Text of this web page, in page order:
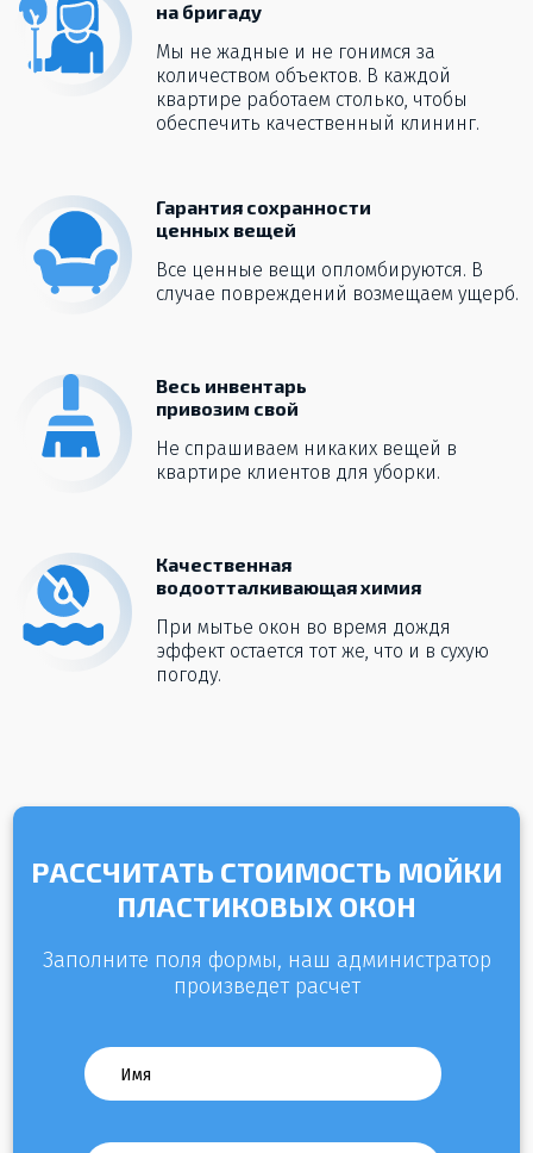
на бригаду
Мы не жадные и не гонимся за
количеством объектов. В каждой
квартире работаем столько, чтобы
обеспечить качественный клининг.
Гарантия сохранности
ценных вещей
Все ценные вещи опломбируются. В
случае повреждений возмещаем ущерб.
Весь инвентарь
привозим свой
Не спрашиваем никаких вещей в
квартире клиентов для уборки.
Качественная
водоотталкивающая химия
При мытье окон во время дождя
эффект остается тот же, что и в сухую
погоду.
РАССЧИТАТЬ СТОИМОСТЬ МОЙКИ
ПЛАСТИКОВЫХ ОКОН
Заполните поля формы, наш администратор
произведет расчет